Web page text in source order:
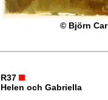
© Björn
R37
Helen och Gabriella